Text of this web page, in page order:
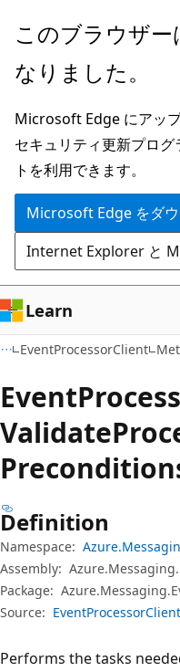
メ
ン
ン
テ
ン
ツ
に
ス
キ
ッ
プ
ペ
ジ
ナ
ビ
ゲ
ー
シ
ョ
ン
に
ス
キ
プ
このブラウザー
なりました。
Microsoft Edge にアッ
セキュリティ更新プロ
トを利用できます。
Microsoft Edge をダ
Internet Explorer と
Learn
EventProcessorClient
Event
Validate
Definition
Namespace:
Assembly:
Package:
Source:
Performs the tasks